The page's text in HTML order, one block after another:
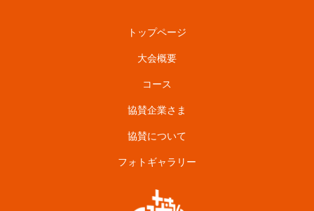
トップページ
大会概要
コース
協賛企業さま
協賛について
フォトギャラリー